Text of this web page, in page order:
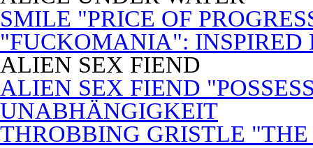
SMILE "PRICE OF
"FUCKOMANIA": INSPIRED
ALIEN SEX FIEND
ALIEN SEX FIEND
UNABHÄNGIGKEIT
THROBBING GRISTLE